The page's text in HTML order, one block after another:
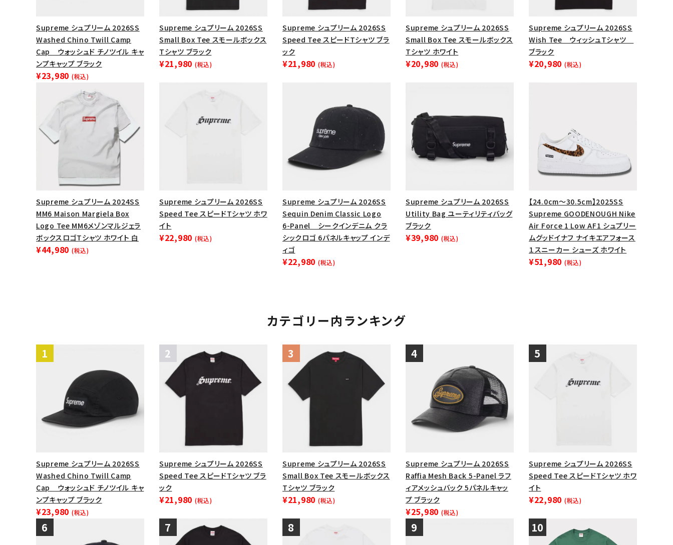
Supreme シュプリーム 2026SS
Washed Chino Twill Camp
Cap ウォッシュド チノツイル キャ
ンプキャップ ブラック
¥23,980 (税込)
Supreme シュプリーム 2026SS
Small Box Tee スモールボックス
Tシャツ ブラック
¥21,980 (税込)
Supreme シュプリーム 2026SS
Speed Tee スピードTシャツ ブラ
ック
¥21,980 (税込)
Supreme シュプリーム 2026SS
Small Box Tee スモールボックス
Tシャツ ホワイト
¥20,980 (税込)
Supreme シュプリーム 2026SS
Wish Tee ウィッシュTシャツ
ブラック
¥20,980 (税込)
Supreme シュプリーム 2024SS
MM6 Maison Margiela Box
Logo Tee MM6メゾンマルジェラ
ボックスロゴTシャツ ホワイト 白
¥44,980 (税込)
Supreme シュプリーム 2026SS
Speed Tee スピードTシャツ ホワ
イト
¥22,980 (税込)
Supreme シュプリーム 2026SS
Sequin Denim Classic Logo
6-Panel シークインデニム クラ
シックロゴ 6パネルキャップ インデ
ィゴ
¥22,980 (税込)
Supreme シュプリーム 2026SS
Utility Bag ユーティリティバッグ
ブラック
¥39,980 (税込)
【24.0cm～30.5cm】2025SS
Supreme GOODENOUGH Nike
Air Force 1 Low AF1 シュプリー
ムグッドイナフ ナイキエアフォース
１スニーカー シューズ ホワイト
¥51,980 (税込)
カテゴリー内ランキング
Supreme シュプリーム 2026SS
Washed Chino Twill Camp
Cap ウォッシュド チノツイル キャ
ンプキャップ ブラック
¥23,980 (税込)
Supreme シュプリーム 2026SS
Speed Tee スピードTシャツ ブラ
ック
¥21,980 (税込)
Supreme シュプリーム 2026SS
Small Box Tee スモールボックス
Tシャツ ブラック
¥21,980 (税込)
Supreme シュプリーム 2026SS
Raffia Mesh Back 5-Panel ラフ
ィアメッシュバック 5パネルキャッ
プ ブラック
¥25,980 (税込)
Supreme シュプリーム 2026SS
Speed Tee スピードTシャツ ホワ
イト
¥22,980 (税込)